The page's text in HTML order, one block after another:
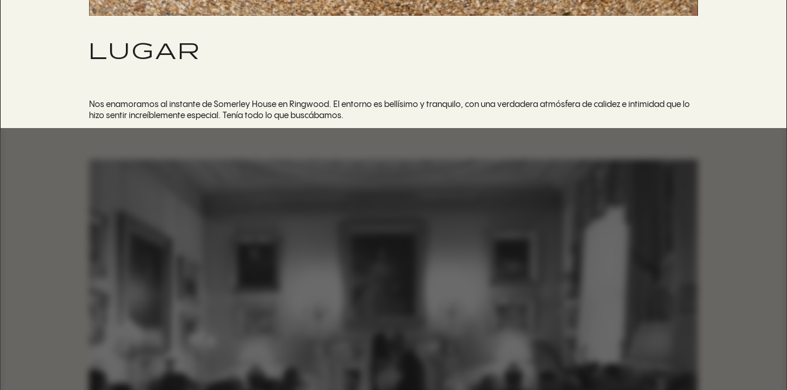
LUGAR
Nos enamoramos al instante de Somerley House en Ringwood. El entorno es bellísimo y tranquilo, con una verdadera atmósfera de calidez e intimidad que lo
hizo sentir increíblemente especial. Tenía todo lo que buscábamos.